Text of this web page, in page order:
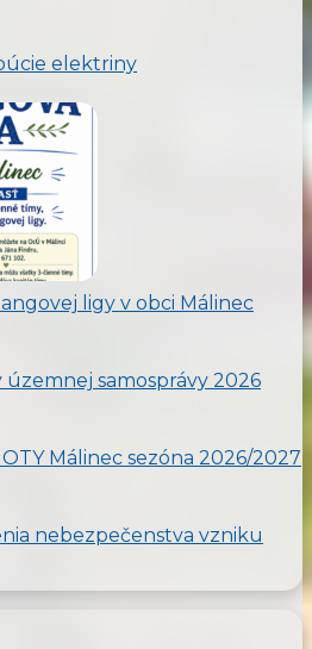
elektriny
ligy v obci Málinec
samosprávy 2026
Málinec sezóna 2026/2027
nebezpečenstva vzniku